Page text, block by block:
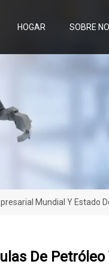
HOGAR SOBRE
Mundial Y Estado
De